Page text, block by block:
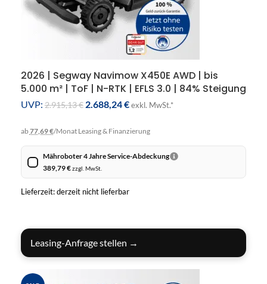
2026 | Segway Navimow X450E AWD | bis
5.000 m² | ToF | N-RTK | EFLS 3.0 | 84% Steigung
UVP: 2.915,13€ 2.688,24€ exkl. MwSt.*
ab77,69 €/Monat Leasing & Finanzierung
Mähroboter 4 Jahre Service-Abdeckung
389,79€zzgl. MwSt.
Lieferzeit: derzeit nicht lieferbar
Leasing-Anfrage stellen →